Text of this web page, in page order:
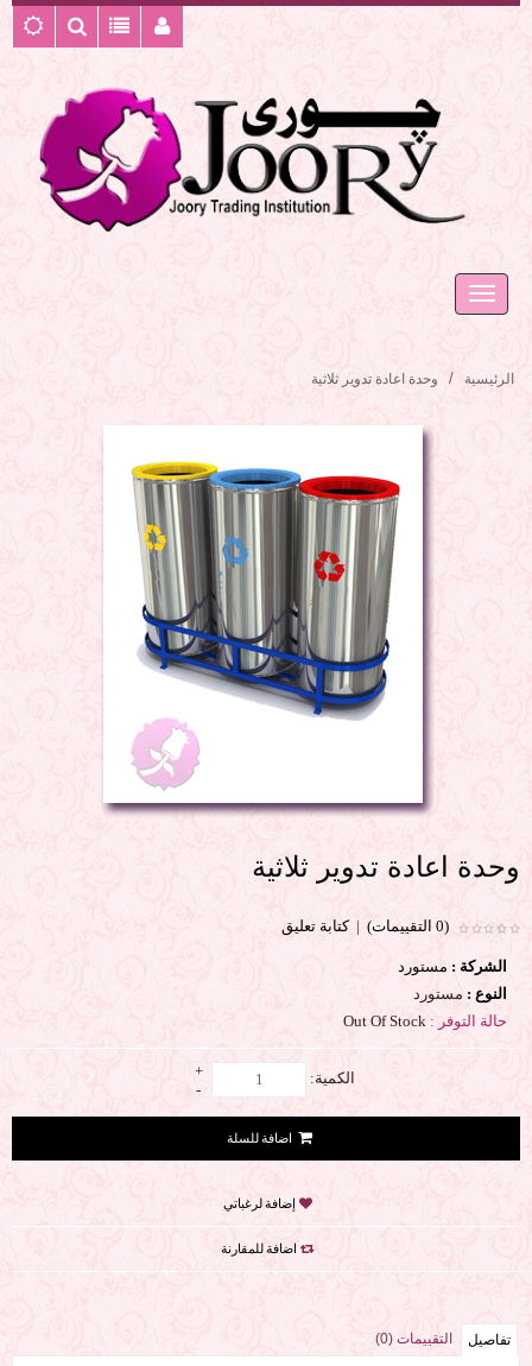
الرئيسية وحدة اعادة تدوير ثلاثية
وحدة اعادة تدوير ثلاثية
(0 التقييمات) |كتابة تعليق
الشركة : مستورد
النوع : مستورد
حالة التوفر :
الكمية:
+
-
إضافة لرغباتي
اضافة للمقارنة
تفاصيل التقييمات (0)